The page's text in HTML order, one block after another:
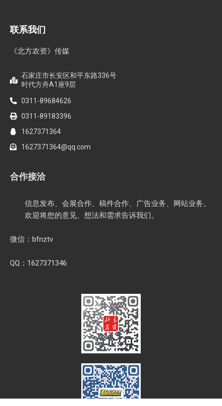
联系我们
《北方农资》传媒
石家庄市长安区和平东路336号
时代方舟A1座9层
0311-89684626
0311-89183396
1627371364
1627371364@qq.com
合作接洽
信息发布、会展合作、稿件合作、广告业务、网站业务。
欢迎将您的意见、想法和需求告诉我们。
微信：bfnztv
QQ：1627371346